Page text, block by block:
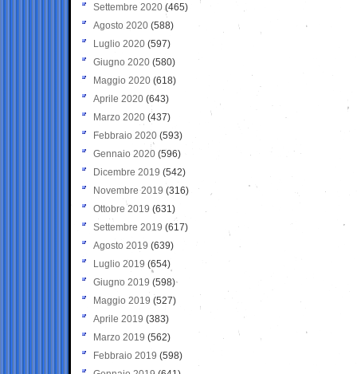
Settembre 2020(465)
Agosto 2020 (588)
Luglio 2020 (597)
Giugno 2020 (580)
Maggio 2020 (618)
Aprile 2020 (643)
Marzo 2020 (437)
Febbraio 2020 (593)
Gennaio 2020 (596)
Dicembre 2019 (542)
Novembre 2019 (316)
Ottobre 2019 (631)
Settembre 2019 (617)
Agosto 2019 (639)
Luglio 2019 (654)
Giugno 2019 (598)
Maggio 2019 (527)
Aprile 2019 (383)
Marzo 2019 (562)
Febbraio 2019 (598)